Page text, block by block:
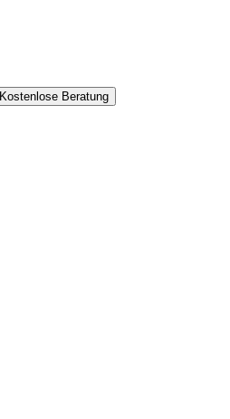
Kostenlose Beratung